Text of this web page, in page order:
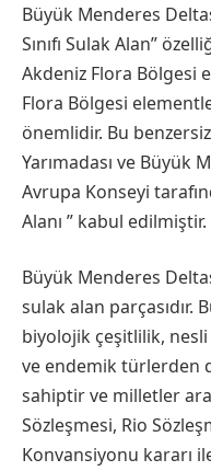
Büyük Menderes
Sınıfı Sulak Alan”
Akdeniz Flora Bölgesi
Flora Bölgesi
önemlidir. Bu
Yarımadası ve Büyük
Avrupa Konseyi
Alanı ” kabul edilmiştir.
Büyük Menderes
sulak alan parçasıdır.
biyolojik çeşitlilik,
ve endemik türlerden
sahiptir ve milletler
Sözleşmesi, Rio
Konvansiyonu kararı